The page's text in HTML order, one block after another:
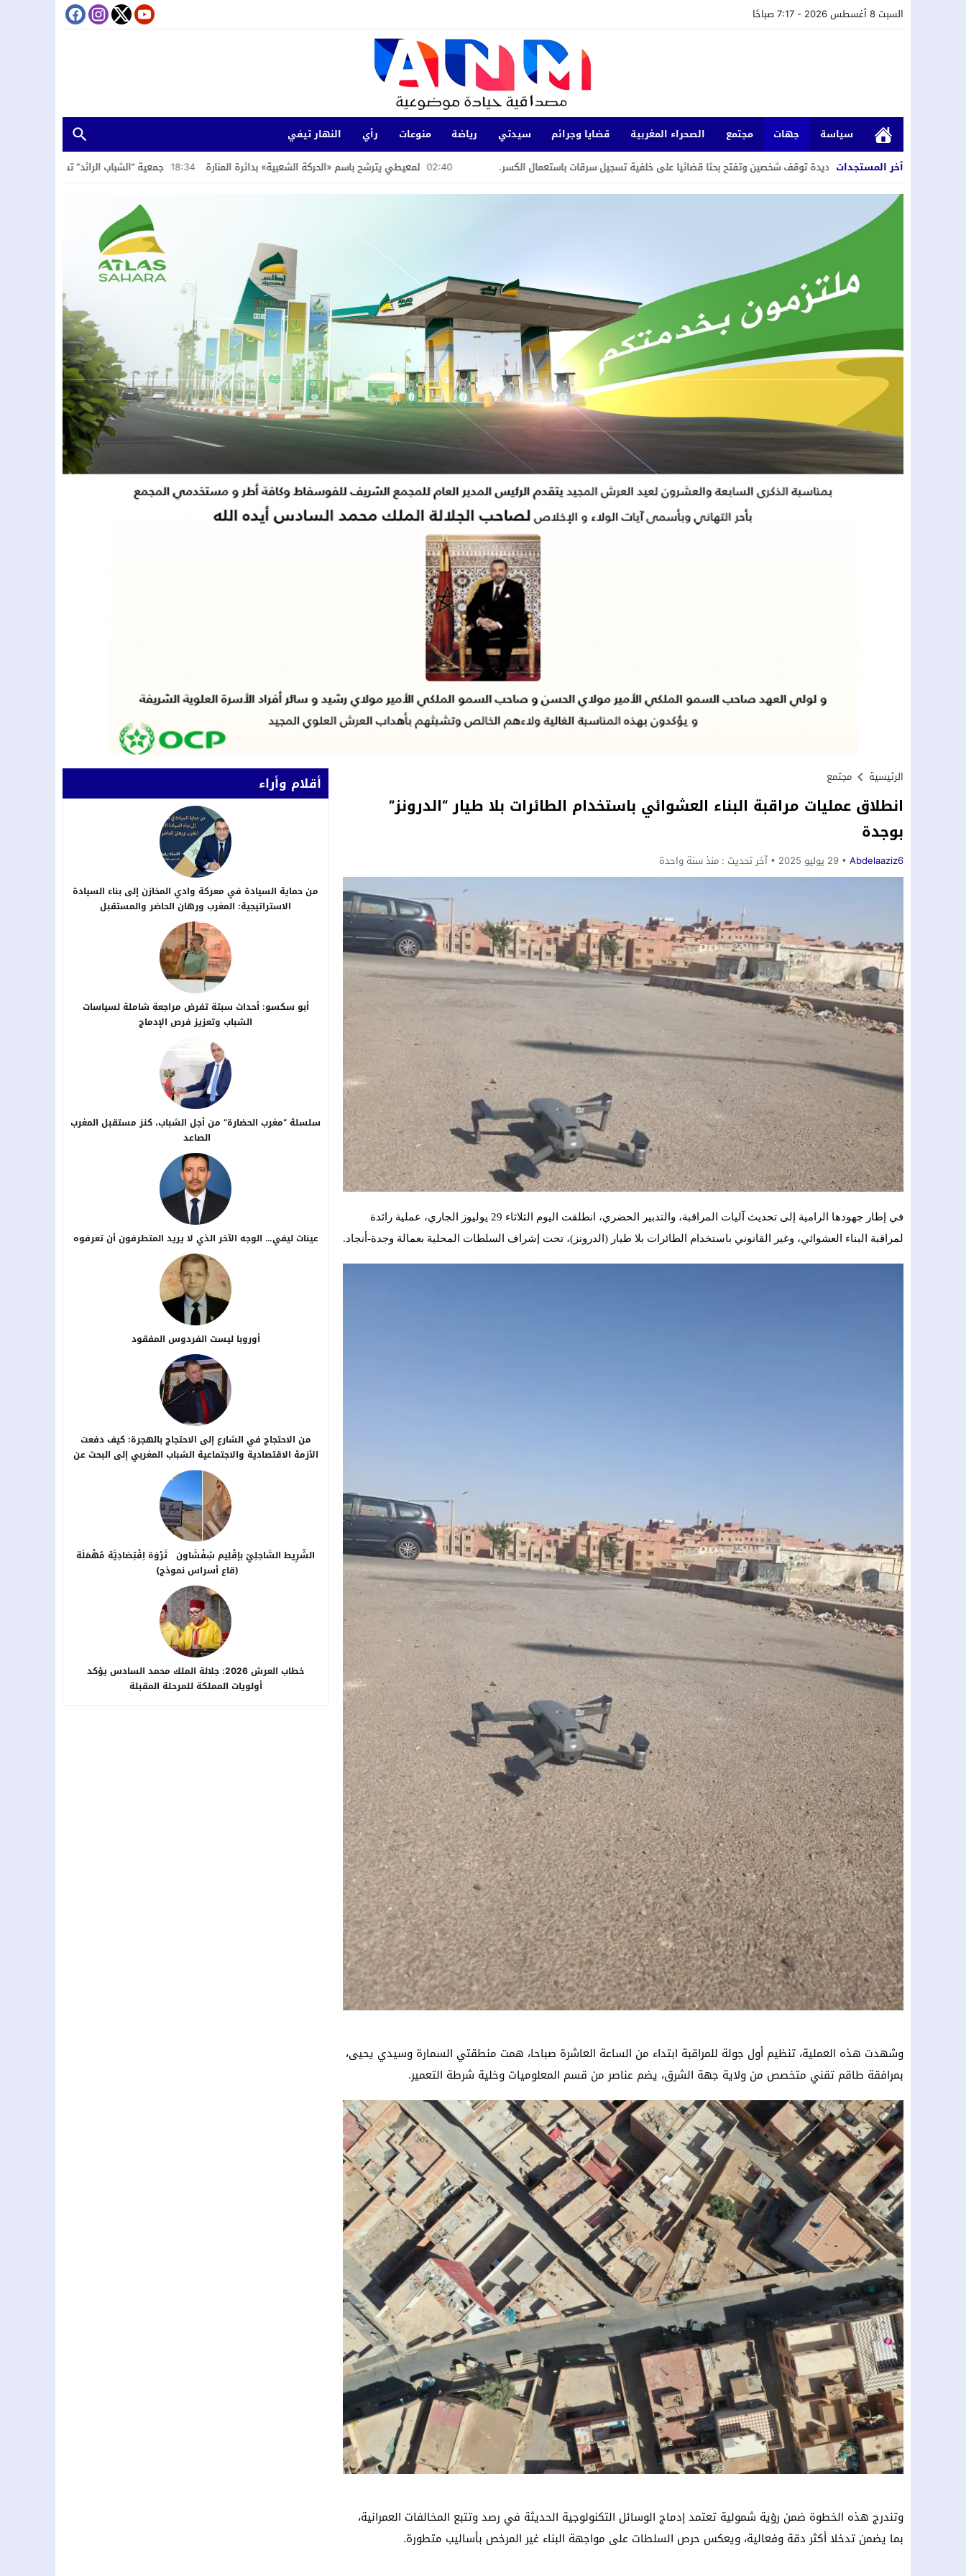
السبت 8 أغسطس 2026 - 7:17 صباحًا
سياسة جهات مجتمع الصحراء المغربية قضايا وجرائم سيدتي رياضة منوعات رأي
النهار تيفي
أخر المستجدات
02:40 لمعيطي يترشح باسم «الحركة الشعبية» بدائرة المنارة 18:34 جمعية “الشباب الرائد” تستعرض تجربة الداخلة في التنمية المستدامة خلال توقف شخصين وتفتح بحثا قضائيا على خلفية تسجيل سرقات باستعمال الكسر.
الرئيسية مجتمع
انطلاق عمليات مراقبة البناء العشوائي باستخدام الطائرات بلا طيار “الدرونز”
بوجدة
Abdelaaziz6 29 يوليو 2025 آخر تحديث : منذ سنة واحدة
في إطار جهودها الرامية إلى تحديث آليات المراقبة، والتدبير الحضري، انطلقت اليوم الثلاثاء 29 يوليوز الجاري، عملية رائدة
لمراقبة البناء العشوائي، وغير القانوني باستخدام الطائرات بلا طيار (الدرونز)، تحت إشراف السلطات المحلية بعمالة وجدة-أنجاد.
وشهدت هذه العملية، تنظيم أول جولة للمراقبة ابتداء من الساعة العاشرة صباحا، همت منطقتي السمارة وسيدي يحيى،
بمرافقة طاقم تقني متخصص من ولاية جهة الشرق، يضم عناصر من قسم المعلوميات وخلية شرطة التعمير.
وتندرج هذه الخطوة ضمن رؤية شمولية تعتمد إدماج الوسائل التكنولوجية الحديثة في رصد وتتبع المخالفات العمرانية،
بما يضمن تدخلا أكثر دقة وفعالية، ويعكس حرص السلطات على مواجهة البناء غير المرخص بأساليب متطورة.
أقلام وأراء
من حماية السيادة في معركة وادي المخازن إلى بناء السيادة
الاستراتيجية: المغرب ورهان الحاضر والمستقبل
أبو سكسو: أحداث سبتة تفرض مراجعة شاملة لسياسات
الشباب وتعزيز فرص الإدماج
سلسلة “مغرب الحضارة” من أجل ​الشباب، كنز مستقبل المغرب
الصاعد
عينات ليفي… الوجه الآخر الذي لا يريد المتطرفون أن تعرفوه
أوروبا ليست الفردوس المفقود
من الاحتجاج في الشارع إلى الاحتجاج بالهجرة: كيف دفعت
الأزمة الاقتصادية والاجتماعية الشباب المغربي إلى البحث عن
بدائل خارج الوطن؟
الشَّرِيط السَّاحِلِيّ بإقْلِيم شِفْشَاون ثَرْوَة اِقْتِصَادِيَّة مُهْمَلَة
(قاع أسراس نموذج)
خطاب العرش 2026: جلالة الملك محمد السادس يؤكد
أولويات المملكة للمرحلة المقبلة